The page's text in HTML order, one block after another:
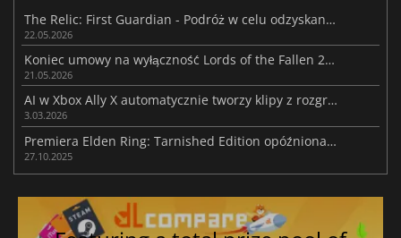
The Relic: First Guardian - Podróż w celu odzyskania Arsiltusa
22.05.2026
Koniec umowy na wyłączność Lords of the Fallen 2 z Epic Games
21.05.2026
AI w Xbox Ally X automatycznie tworzy klipy z rozgrywki i ważnych momentów
3.03.2026
Premiera Elden Ring: Tarnished Edition opóźniona do 2026 r
27.10.2025